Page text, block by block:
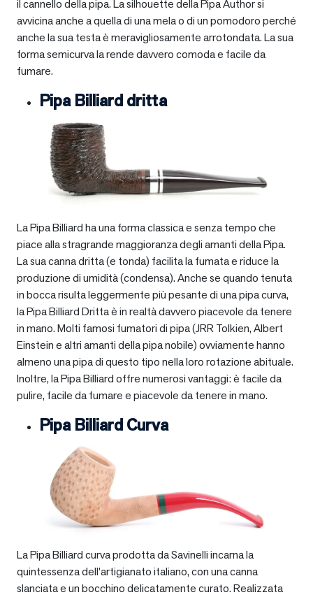
il cannello della pipa. La silhouette della Pipa Author si
avvicina anche a quella di una mela o di un pomodoro perché
anche la sua testa è meravigliosamente arrotondata. La sua
forma semicurva la rende davvero comoda e facile da
fumare.
Pipa Billiard dritta
La Pipa Billiard ha una forma classica e senza tempo che
piace alla stragrande maggioranza degli amanti della Pipa.
La sua canna dritta (e tonda) facilita la fumata e riduce la
produzione di umidità (condensa). Anche se quando tenuta
in bocca risulta leggermente più pesante di una pipa curva,
la Pipa Billiard Dritta è in realtà davvero piacevole da tenere
in mano. Molti famosi fumatori di pipa (JRR Tolkien, Albert
Einstein e altri amanti della pipa nobile) ovviamente hanno
almeno una pipa di questo tipo nella loro rotazione abituale.
Inoltre, la Pipa Billiard offre numerosi vantaggi: è facile da
pulire, facile da fumare e piacevole da tenere in mano.
Pipa Billiard Curva
La Pipa Billiard curva prodotta da Savinelli incarna la
quintessenza dell’artigianato italiano, con una canna
slanciata e un bocchino delicatamente curato. Realizzata